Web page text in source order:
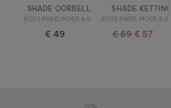
SHADE OORBELLEN
ROZE PARELMOER & GOUD
€ 49
SHADE KETTING
ROZE PARELMOER &
€ 69 € 57